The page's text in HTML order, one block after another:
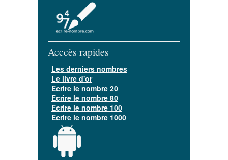
Acccès rapides
Les derniers nombres
Le livre d'or
Ecrire le nombre 20
Ecrire le nombre 80
Ecrire le nombre 100
Ecrire le nombre 1000